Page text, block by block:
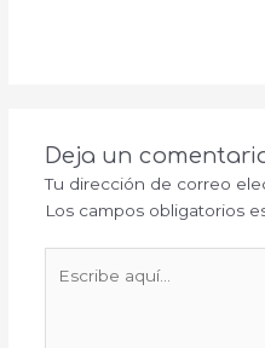
Deja un
Tu dirección de correo
Los campos obligatorios
aquí...